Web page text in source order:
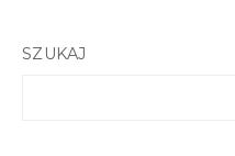
SZUKAJ